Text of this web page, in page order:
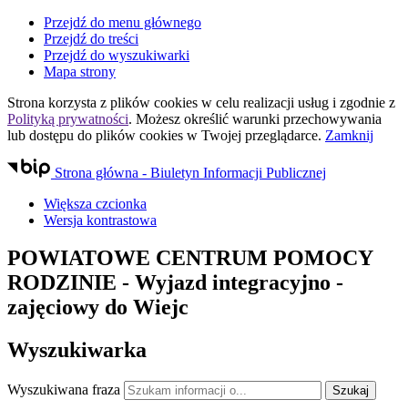
Przejdź do menu głównego
Przejdź do treści
Przejdź do wyszukiwarki
Mapa strony
Strona korzysta z plików cookies w celu realizacji usług i zgodnie z
Polityką prywatności. Możesz określić warunki przechowywania
lub dostępu do plików cookies w Twojej przeglądarce. Zamknij
Strona główna - Biuletyn Informacji Publicznej
Większa czcionka
Wersja kontrastowa
POWIATOWE CENTRUM POMOCY
RODZINIE - Wyjazd integracyjno -
zajęciowy do Wiejc
Wyszukiwarka
Wyszukiwana fraza Szukaj